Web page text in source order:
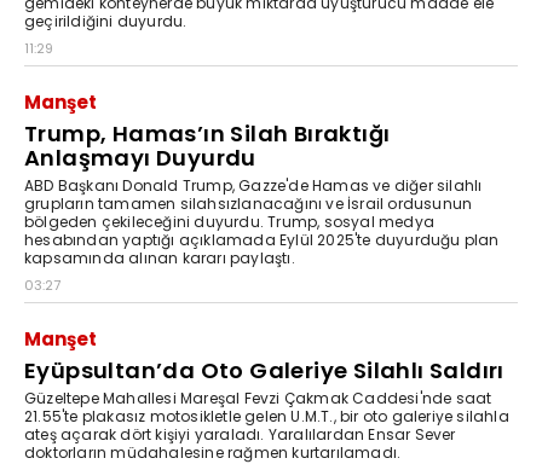
geçirildiğini duyurdu.
11:29
Manşet
Trump, Hamas’ın Silah Bıraktığı
Anlaşmayı Duyurdu
ABD Başkanı Donald Trump, Gazze'de Hamas ve diğer silahlı
grupların tamamen silahsızlanacağını ve İsrail ordusunun
bölgeden çekileceğini duyurdu. Trump, sosyal medya
hesabından yaptığı açıklamada Eylül 2025'te duyurduğu plan
kapsamında alınan kararı paylaştı.
03:27
Manşet
Eyüpsultan’da Oto Galeriye Silahlı Saldırı
Güzeltepe Mahallesi Mareşal Fevzi Çakmak Caddesi'nde saat
21.55'te plakasız motosikletle gelen U.M.T., bir oto galeriye silahla
ateş açarak dört kişiyi yaraladı. Yaralılardan Ensar Sever
doktorların müdahalesine rağmen kurtarılamadı.